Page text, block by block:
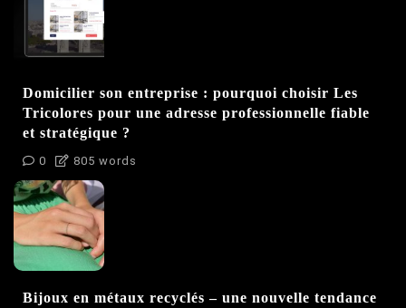
Domicilier son entreprise : pourquoi choisir Les
Tricolores pour une adresse professionnelle fiable
et stratégique ?
0 805 words
Bijoux en métaux recyclés – une nouvelle tendance